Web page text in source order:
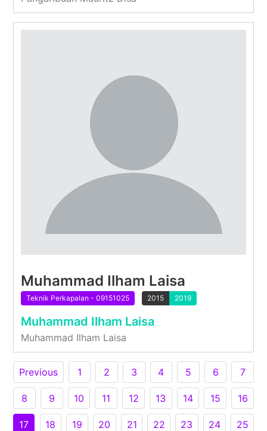
Muhammad Ilham Laisa
Teknik Perkapalan - 09151025 2015 2019
Muhammad Ilham Laisa
Muhammad Ilham Laisa
Previous 1 2 3 4 5 6 7
8 9 10 11 12 13 14 15 16
17 18 19 20 21 22 23 24 25